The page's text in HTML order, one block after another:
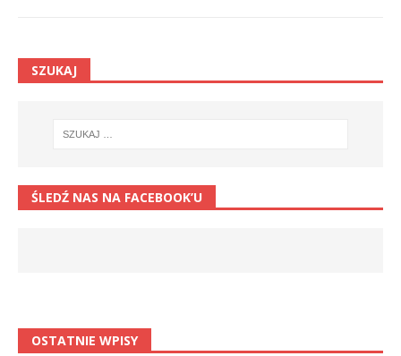
SZUKAJ
ŚLEDŹ NAS NA FACEBOOK’U
OSTATNIE WPISY